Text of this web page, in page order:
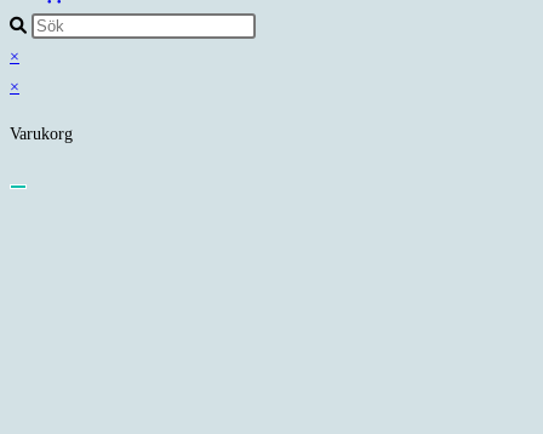
×
×
Varukorg